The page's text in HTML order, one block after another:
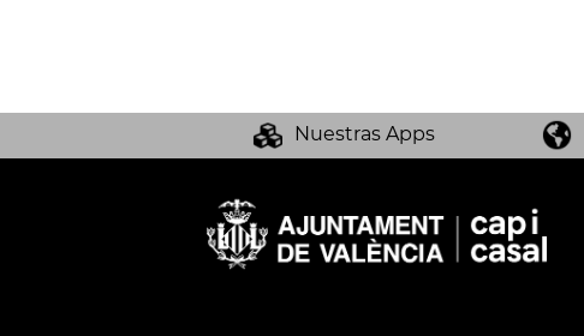
Nuestras Apps